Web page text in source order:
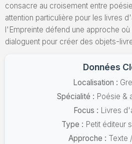
consacre au croisement entre
attention particulière pour les livres
l'Empreinte défend une approche
dialoguent pour créer des objets-
Données
Localisation :
Spécialité : Poésie &
Focus : Livres
Type : Petit éditeur
Approche : Texte